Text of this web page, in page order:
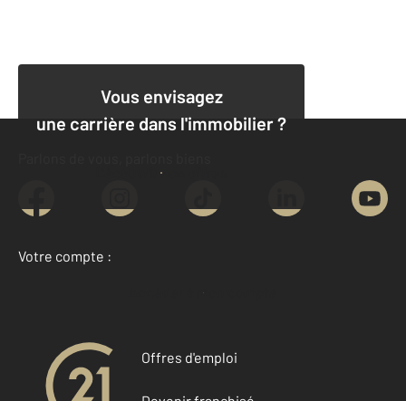
Vous envisagez
une carrière dans l'immobilier ?
Découvrir nos offres
Votre compte :
Accéder à mon compte
Offres d'emploi